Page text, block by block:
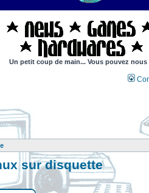
Un petit coup de main... Vous pouvez
sur disquette